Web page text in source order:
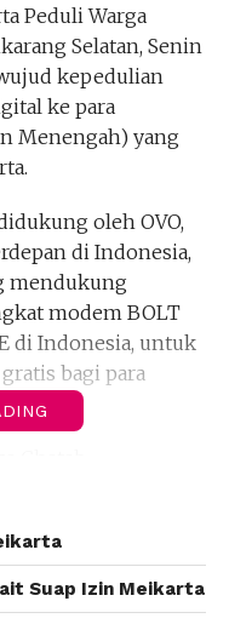
Peduli Warga
Selatan, Senin
kepedulian
ke para
Menengah) yang
oleh OVO,
di Indonesia,
mendukung
modem BOLT
di Indonesia, untuk
bagi para
salah
warga
misi kami
yang
Suap Izin Meikarta